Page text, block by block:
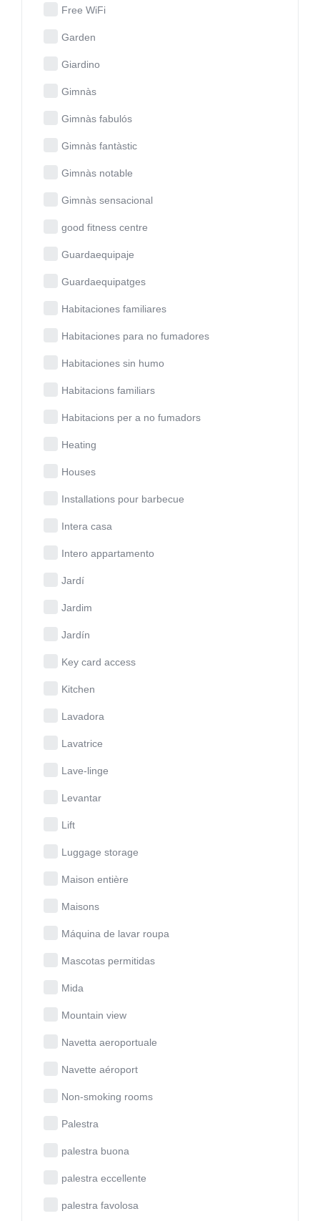
Free WiFi
Garden
Giardino
Gimnàs
Gimnàs fabulós
Gimnàs fantàstic
Gimnàs notable
Gimnàs sensacional
good fitness centre
Guardaequipaje
Guardaequipatges
Habitaciones familiares
Habitaciones para no fumadores
Habitaciones sin humo
Habitacions familiars
Habitacions per a no fumadors
Heating
Houses
Installations pour barbecue
Intera casa
Intero appartamento
Jardí
Jardim
Jardín
Key card access
Kitchen
Lavadora
Lavatrice
Lave-linge
Levantar
Lift
Luggage storage
Maison entière
Maisons
Máquina de lavar roupa
Mascotas permitidas
Mida
Mountain view
Navetta aeroportuale
Navette aéroport
Non-smoking rooms
Palestra
palestra buona
palestra eccellente
palestra favolosa